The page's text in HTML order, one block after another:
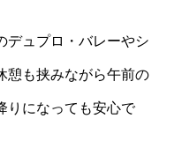
デュプロ・バレーやシ
憩も挟みながら午前の
りになっても安心で